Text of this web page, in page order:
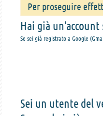
Per proseguire
Hai già
Se sei già registrato a Google
Sei un utente del